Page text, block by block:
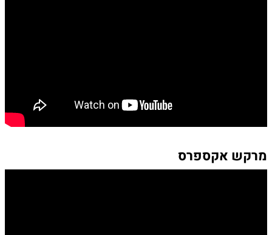
מרקש אקספרס